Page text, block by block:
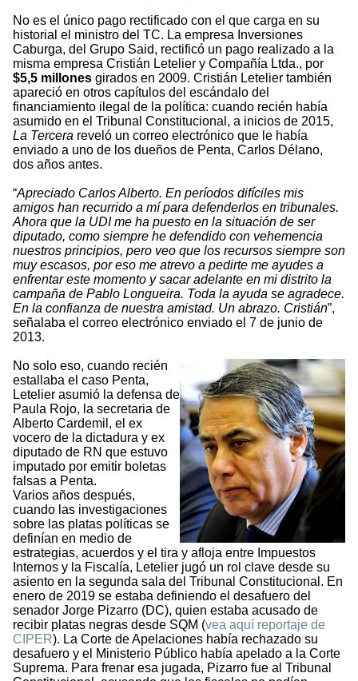
No es el único pago rectificado con el que carga en su
historial el ministro del TC. La empresa Inversiones
Caburga, del Grupo Said, rectificó un pago realizado a la
misma empresa Cristián Letelier y Compañía Ltda., por
$5,5 millones girados en 2009. Cristián Letelier también
apareció en otros capítulos del escándalo del
financiamiento ilegal de la política: cuando recién había
asumido en el Tribunal Constitucional, a inicios de 2015,
La Tercera reveló un correo electrónico que le había
enviado a uno de los dueños de Penta, Carlos Délano,
dos años antes.
“Apreciado Carlos Alberto. En períodos difíciles mis
amigos han recurrido a mí para defenderlos en tribunales.
Ahora que la UDI me ha puesto en la situación de ser
diputado, como siempre he defendido con vehemencia
nuestros principios, pero veo que los recursos siempre son
muy escasos, por eso me atrevo a pedirte me ayudes a
enfrentar este momento y sacar adelante en mi distrito la
campaña de Pablo Longueira. Toda la ayuda se agradece.
En la confianza de nuestra amistad. Un abrazo. Cristián”,
señalaba el correo electrónico enviado el 7 de junio de
2013.
No solo eso, cuando recién
estallaba el caso Penta,
Letelier asumió la defensa de
Paula Rojo, la secretaria de
Alberto Cardemil, el ex
vocero de la dictadura y ex
diputado de RN que estuvo
imputado por emitir boletas
falsas a Penta.
Varios años después,
cuando las investigaciones
sobre las platas políticas se
definían en medio de
estrategias, acuerdos y el tira y afloja entre Impuestos
Internos y la Fiscalía, Letelier jugó un rol clave desde su
asiento en la segunda sala del Tribunal Constitucional. En
enero de 2019 se estaba definiendo el desafuero del
senador Jorge Pizarro (DC), quien estaba acusado de
recibir platas negras desde SQM (vea aquí reportaje de
CIPER). La Corte de Apelaciones había rechazado su
desafuero y el Ministerio Público había apelado a la Corte
Suprema. Para frenar esa jugada, Pizarro fue al Tribunal